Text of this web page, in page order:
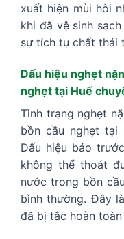
xuất hiện mùi hôi
khi đã vệ sinh
sự tích tụ chất thải
Dấu hiệu nghẹt
nghẹt tại Huế
Tình trạng nghẹt
bồn cầu nghẹt tại
Dấu hiệu báo
không thể thoát
nước trong bồn
bình thường. Đây
đã bị tắc hoàn